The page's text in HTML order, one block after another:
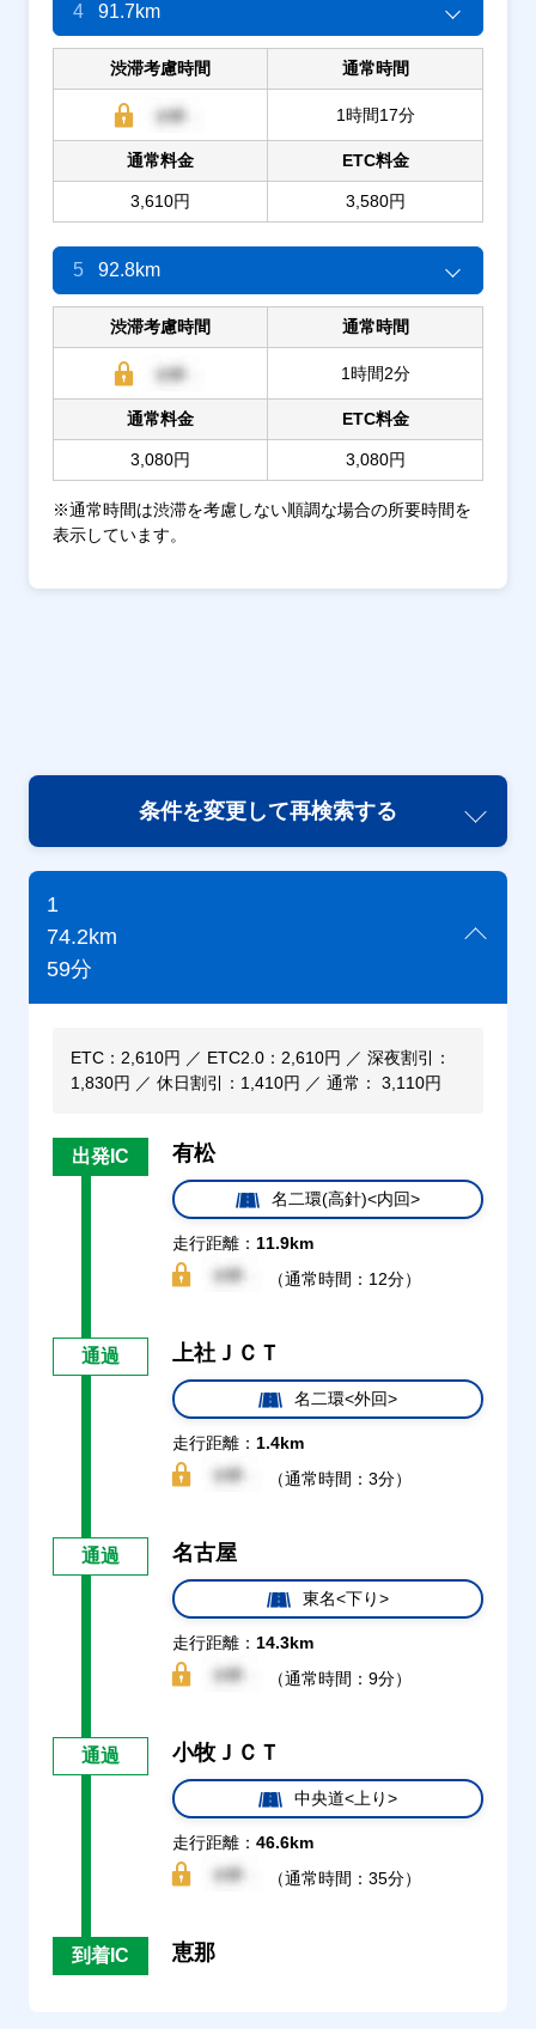
4 91.7km
渋滞考慮時間 通常時間
1時間17分
通常料金
3,610円
ETC料金
3,580円
5 92.8km
渋滞考慮時間 通常時間
1時間2分
通常料金
3,080円
ETC料金
3,080円
※通常時間は渋滞を考慮しない順調な場合の所要時間を
表示しています。
条件を変更して再検索する
1
74.2km
59分
ETC：2,610円 ／ ETC2.0：2,610円 ／ 深夜割引：
1,830円 ／ 休日割引：1,410円 ／ 通常： 3,110円
出発IC 有松
名二環(高針)<内回>
走行距離： 11.9km
（通常時間：12分）
通過 上社ＪＣＴ
名二環<外回>
走行距離： 1.4km
（通常時間：3分）
通過 名古屋
東名<下り>
走行距離： 14.3km
（通常時間：9分）
通過 小牧ＪＣＴ
中央道<上り>
走行距離： 46.6km
（通常時間：35分）
到着IC 恵那